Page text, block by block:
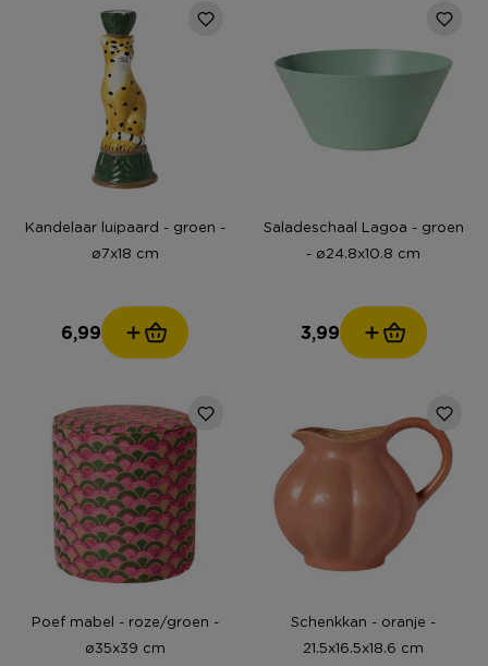
Kandelaar luipaard - groen -
ø7x18 cm
6,99
Saladeschaal Lagoa - groen
- ø24.8x10.8 cm
3,99
Poef mabel - roze/groen -
ø35x39 cm
Schenkkan - oranje -
21.5x16.5x18.6 cm